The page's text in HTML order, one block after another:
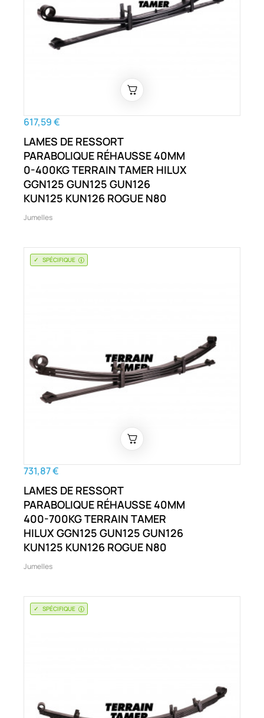
617,59 €
LAMES DE RESSORT
PARABOLIQUE RÉHAUSSE 40MM
0-400KG TERRAIN TAMER HILUX
GGN125 GUN125 GUN126
KUN125 KUN126 ROGUE N80
Jumelles
SPÉCIFIQUE
731,87 €
LAMES DE RESSORT
PARABOLIQUE RÉHAUSSE 40MM
400-700KG TERRAIN TAMER
HILUX GGN125 GUN125 GUN126
KUN125 KUN126 ROGUE N80
Jumelles
SPÉCIFIQUE